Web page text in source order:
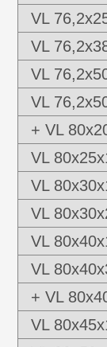
VL
VL
VL
VL
+ VL
VL
VL
VL
VL
VL
+ VL
VL